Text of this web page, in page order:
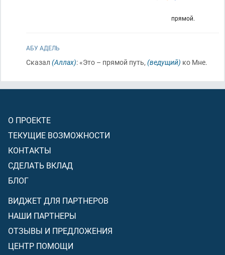
прямой.
АБУ АДЕЛЬ
Сказал (Аллах): «Это – прямой путь, (ведущий) ко Мне.
О ПРОЕКТЕ
ТЕКУЩИЕ ВОЗМОЖНОСТИ
КОНТАКТЫ
СДЕЛАТЬ ВКЛАД
БЛОГ
ВИДЖЕТ ДЛЯ ПАРТНЕРОВ
НАШИ ПАРТНЕРЫ
ОТЗЫВЫ И ПРЕДЛОЖЕНИЯ
ЦЕНТР ПОМОЩИ